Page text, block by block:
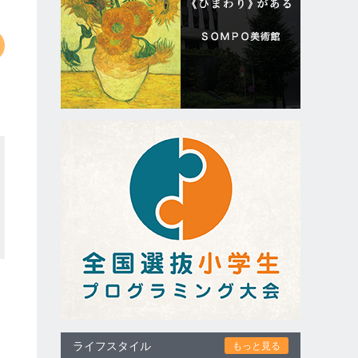
ライフスタイル もっと見る